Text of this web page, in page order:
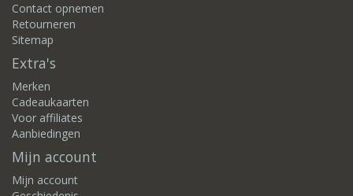
Contact opnemen
Retourneren
Sitemap
Extra's
Merken
Cadeaukaarten
Voor affiliates
Aanbiedingen
Mijn account
Mijn account